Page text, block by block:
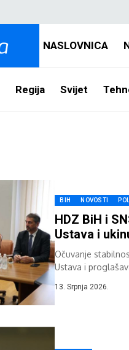
NASLOVNICA
Regija Svijet
BIH NOVOSTI
HDZ BiH i
Ustava i
Očuvanje
Ustava i
13. Srpnja 2026.